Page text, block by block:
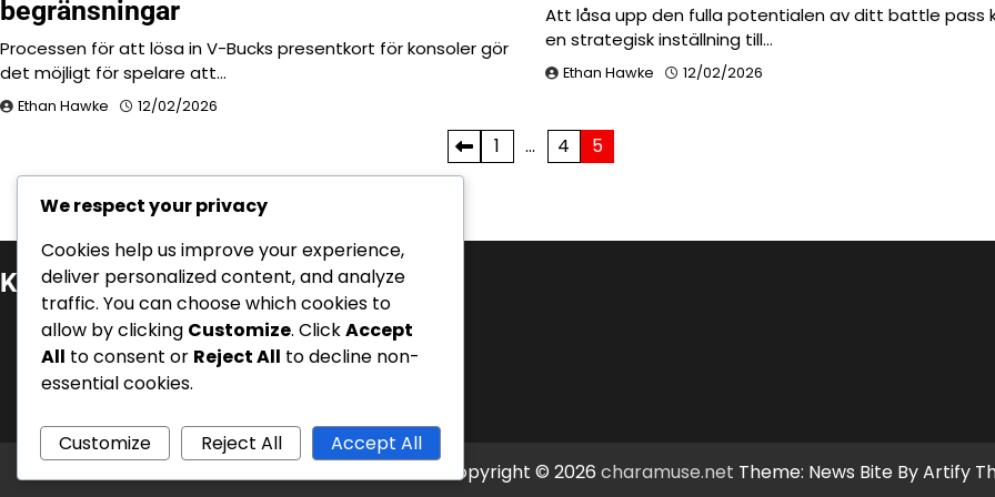
begränsningar
Processen för att lösa in V-Bucks presentkort för konsoler gör
det möjligt för spelare att…
Ethan Hawke 12/02/2026
Att låsa upp den fulla potentialen av ditt battle pass
en strategisk inställning till…
Ethan Hawke 12/02/2026
pagination
1 … 4 5
Kategorier
Battle Pass-krav
Event Quest Belöningar
Copyright © 2026 charamuse.net Theme: News Bite ByArtify
We respect your privacy
Cookies help us improve your experience,
deliver personalized content, and analyze
traffic. You can choose which cookies to
allow by clicking Customize. ClickAccept
All to consent or Reject All to decline non-
essential cookies.
Customize Reject All Accept All